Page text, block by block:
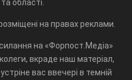
області.
на правах реклами.
на «Форпост.Медіа»
вкраде наш матеріал,
вас ввечері в темній